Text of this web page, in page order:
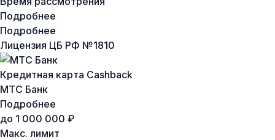
Подробнее
Подробнее
Лицензия ЦБ РФ №1810
Кредитная карта Cashback
МТС Банк
Подробнее
до 1 000 000 ₽
Макс. лимит